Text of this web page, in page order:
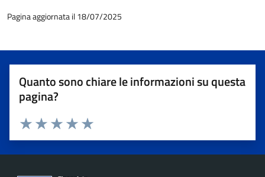
Pagina aggiornata il 18/07/2025
Quanto sono chiare le informazioni su questa
pagina?
Valuta 5 stelle su 5
Valuta 4 stelle su 5
Valuta 3 stelle su 5
Valuta 2 stelle su 5
Valuta 1 stelle su 5